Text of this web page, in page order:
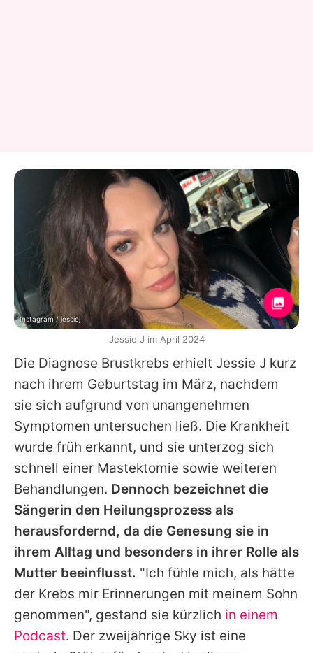
Die Diagnose Brustkrebs erhielt Jessie J kurz
nach ihrem Geburtstag im März, nachdem
sie sich aufgrund von unangenehmen
Symptomen untersuchen ließ. Die Krankheit
wurde früh erkannt, und sie unterzog sich
schnell einer Mastektomie sowie weiteren
Behandlungen. Dennoch bezeichnet die
Sängerin den Heilungsprozess als
herausfordernd, da die Genesung sie in
ihrem Alltag und besonders in ihrer Rolle als
Mutter beeinflusst. "Ich fühle mich, als hätte
der Krebs mir Erinnerungen mit meinem Sohn
genommen", gestand sie kürzlich in einem
Podcast. Der zweijährige Sky ist eine
Instagram / jessiej
Jessie J im April 2024